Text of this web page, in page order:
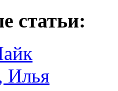
статьи:
Илья